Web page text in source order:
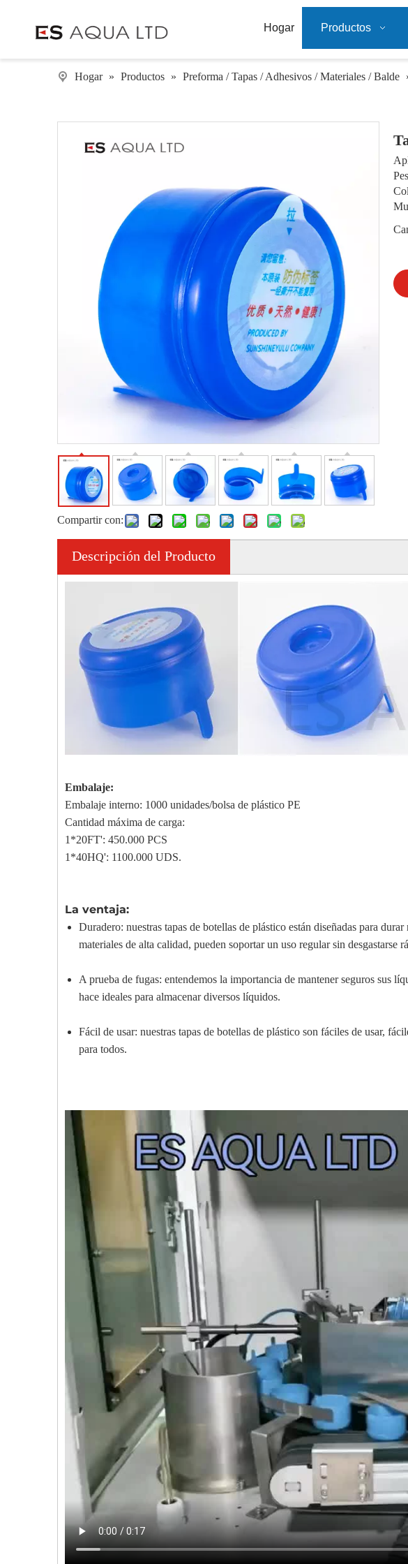
Hogar Productos
Hogar » Productos » Preforma / Tapas / Adhesivos / Materiales / Balde
Compartir con:
Descripción del Producto
Embalaje:
Embalaje interno: 1000 unidades/bolsa de plástico PE
Cantidad máxima de carga:
1*20FT': 450.000 PCS
1*40HQ': 1100.000 UDS.
La ventaja:
Duradero: nuestras tapas de botellas de plástico están diseñadas para
materiales de alta calidad, pueden soportar un uso regular sin desgastarse
A prueba de fugas: entendemos la importancia de mantener seguros sus
hace ideales para almacenar diversos líquidos.
Fácil de usar: nuestras tapas de botellas de plástico son fáciles de usar,
para todos.